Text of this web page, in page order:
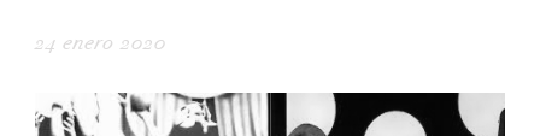
24 enero 2020